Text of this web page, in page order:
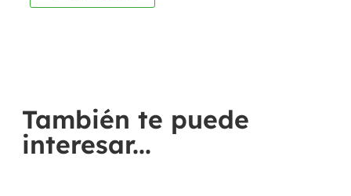
También te puede
interesar...